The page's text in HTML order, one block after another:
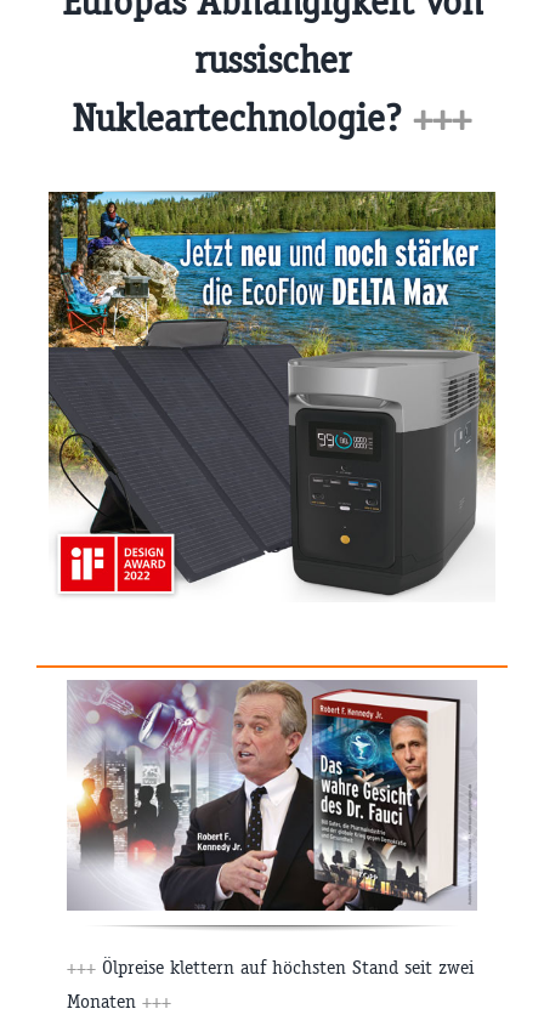
russischer
Nukleartechnologie? +++
+++ Ölpreise klettern auf höchsten Stand seit zwei
Monaten +++